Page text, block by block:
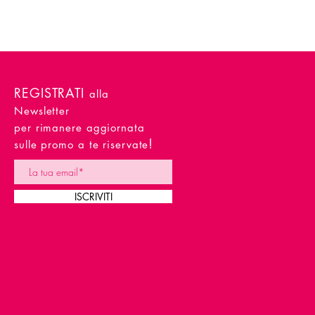
REGISTRATI alla
Newsletter
per rimanere aggiornata
sulle promo a te riservate!
ISCRIVITI